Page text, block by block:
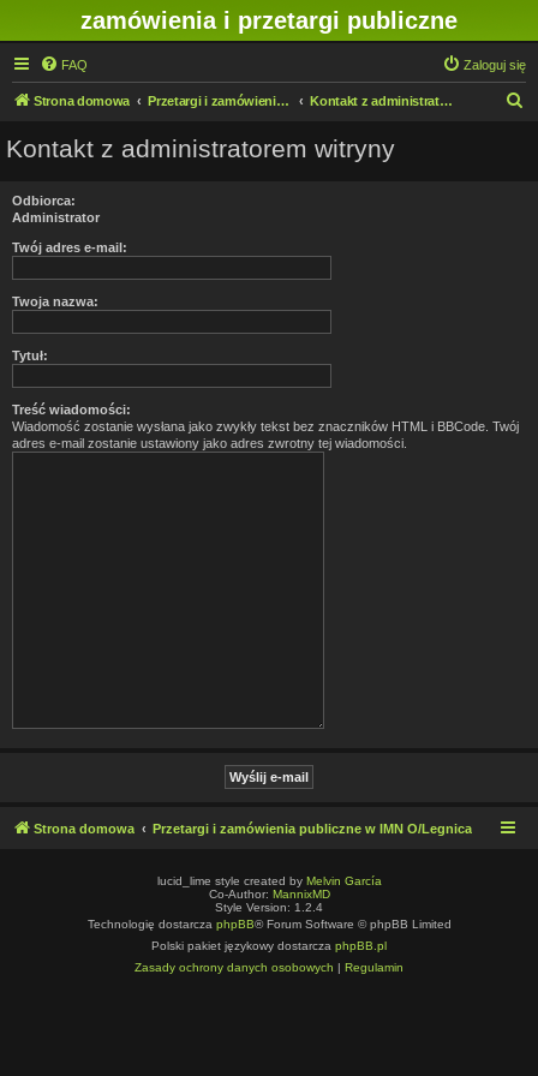
zamówienia i przetargi publiczne
FAQ Zaloguj się
Strona domowa Przetargi i zamówienia publiczne w IMN O/Legnica Kontakt z administratorem witryny
Kontakt z administratorem witryny
Odbiorca:
Administrator
Twój adres e-mail:
Twoja nazwa:
Tytuł:
Treść wiadomości:
Wiadomość zostanie wysłana jako zwykły tekst bez znaczników HTML i BBCode. Twój
adres e-mail zostanie ustawiony jako adres zwrotny tej wiadomości.
Strona domowa Przetargi i zamówienia publiczne w IMN O/Legnica
lucid_lime style created by Melvin García
Co-Author: MannixMD
Style Version: 1.2.4
Technologię dostarcza phpBB® Forum Software © phpBB Limited
Polski pakiet językowy dostarcza phpBB.pl
Zasady ochrony danych osobowych | Regulamin